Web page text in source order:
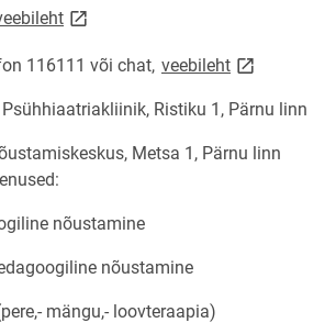
link opens on new page
116111 või chat, veebilehtlink opens
Ristiku 1, Pärnu linn
Metsa 1, Pärnu linn
nõustamine
nõustamine
mängu,- loovteraapia)